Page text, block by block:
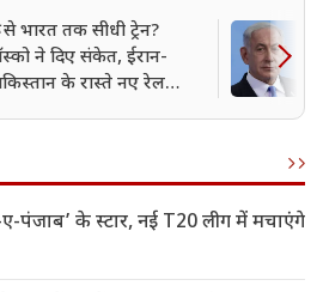
से भारत तक सीधी ट्रेन?
ने दिए संकेत, ईरान-
के रास्ते नए रेल
के स्टार, नई T20 लीग में मचाएंगे